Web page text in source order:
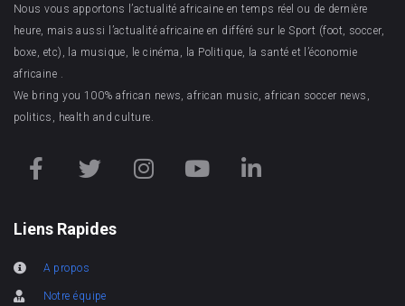
Nous vous apportons l’actualité africaine en temps réel ou de dernière
heure, mais aussi l’actualité africaine en différé sur le Sport (foot, soccer,
boxe, etc), la musique, le cinéma, la Politique, la santé et l’économie
africaine .
We bring you 100% african news, african music, african soccer news,
politics, health and culture.
Liens Rapides
A propos
Notre équipe